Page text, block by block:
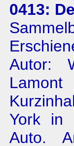
0413:
Autor:
Lamont
York in
Auto.